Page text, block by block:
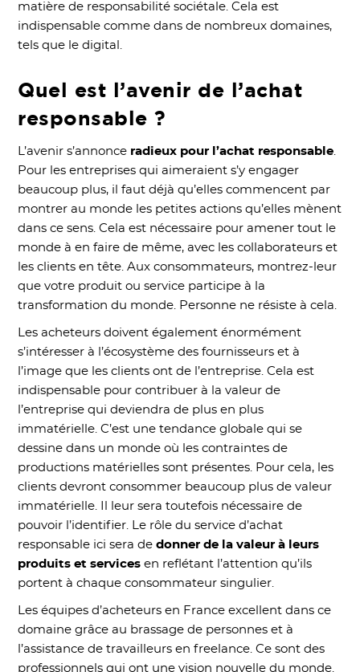
matière de responsabilité sociétale. Cela est
indispensable comme dans de nombreux domaines,
tels que le digital.
Quel est l’avenir de l’achat
responsable ?
L’avenir s’annonce radieux pour l’achat responsable
Pour les entreprises qui aimeraient s’y engager
beaucoup plus, il faut déjà qu’elles commencent par
montrer au monde les petites actions qu’elles mènent
dans ce sens. Cela est nécessaire pour amener tout le
monde à en faire de même, avec les collaborateurs et
les clients en tête. Aux consommateurs, montrez-leur
que votre produit ou service participe à la
transformation du monde. Personne ne résiste à cela.
Les acheteurs doivent également énormément
s’intéresser à l’écosystème des fournisseurs et à
l’image que les clients ont de l’entreprise. Cela est
indispensable pour contribuer à la valeur de
l’entreprise qui deviendra de plus en plus
immatérielle. C’est une tendance globale qui se
dessine dans un monde où les contraintes de
productions matérielles sont présentes. Pour cela, les
clients devront consommer beaucoup plus de valeur
immatérielle. Il leur sera toutefois nécessaire de
pouvoir l’identifier. Le rôle du service d’achat
responsable ici sera dedonner de la valeur à leurs
produits et services en reflétant l’attention qu’ils
portent à chaque consommateur singulier.
Les équipes d’acheteurs en France excellent dans ce
domaine grâce au brassage de personnes et à
l’assistance de travailleurs en freelance. Ce sont des
professionnels qui ont une vision nouvelle du monde.